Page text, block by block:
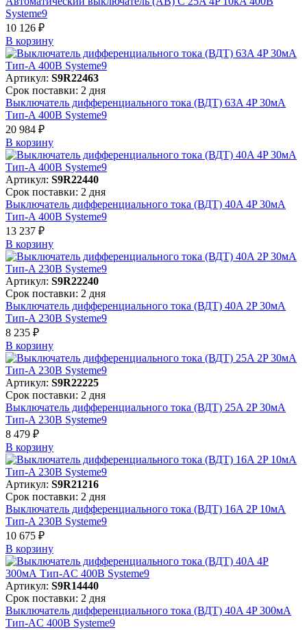
Systeme9
10 126 ₽
В корзинy
Артикул: S9R22463
Срок поставки: 2 дня
Выключатель дифференциального тока (ВДТ) 63A 4P 30мА
Тип-A 400В Systeme9
20 984 ₽
В корзинy
Артикул: S9R22440
Срок поставки: 2 дня
Выключатель дифференциального тока (ВДТ) 40A 4P 30мА
Тип-A 400В Systeme9
13 237 ₽
В корзинy
Артикул: S9R22240
Срок поставки: 2 дня
Выключатель дифференциального тока (ВДТ) 40A 2P 30мА
Тип-A 230В Systeme9
8 235 ₽
В корзинy
Артикул: S9R22225
Срок поставки: 2 дня
Выключатель дифференциального тока (ВДТ) 25A 2P 30мА
Тип-A 230В Systeme9
8 479 ₽
В корзинy
Артикул: S9R21216
Срок поставки: 2 дня
Выключатель дифференциального тока (ВДТ) 16A 2P 10мА
Тип-A 230В Systeme9
10 675 ₽
В корзинy
Артикул: S9R14440
Срок поставки: 2 дня
Выключатель дифференциального тока (ВДТ) 40A 4P 300мА
Тип-AC 400В Systeme9